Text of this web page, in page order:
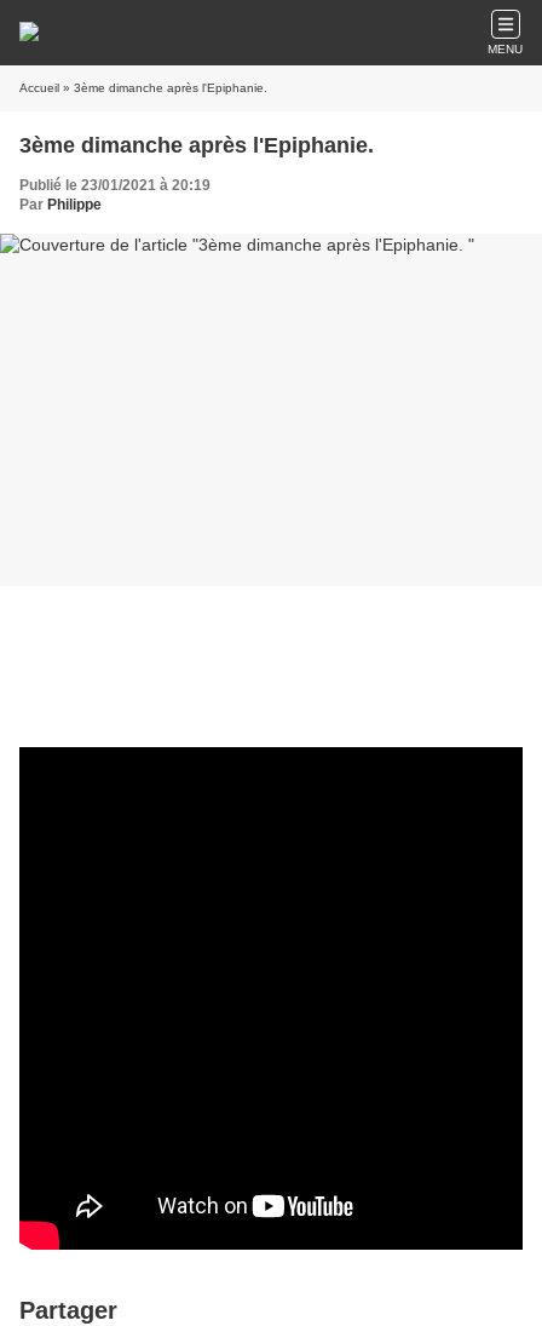
MENU
Accueil » 3ème dimanche après l'Epiphanie.
3ème dimanche après l'Epiphanie.
Publié le 23/01/2021 à 20:19
Par Philippe
Partager